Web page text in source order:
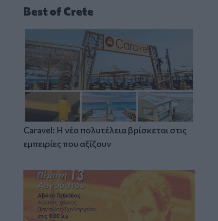
Best of Crete
Caravel: Η νέα πολυτέλεια βρίσκεται στις
εμπειρίες που αξίζουν